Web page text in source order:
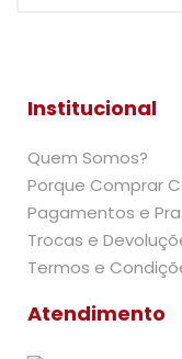
Institucional
Quem Somos?
Porque Comprar
Pagamentos e
Trocas e
Termos e
Atendimento